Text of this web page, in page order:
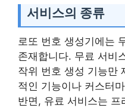
서비스의 종류
로또 번호 생성기에는
존재합니다. 무료 서비
작위 번호 생성 기능만
적인 기능이나 커스터
반면, 유료 서비스는